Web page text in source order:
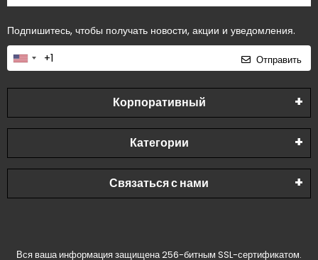
Подпишитесь, чтобы получать новости, акции и уведомления.
Отправить
Корпоративный
Категории
Связаться с нами
Вся ваша информация защищена 256-битным SSL-сертификатом.